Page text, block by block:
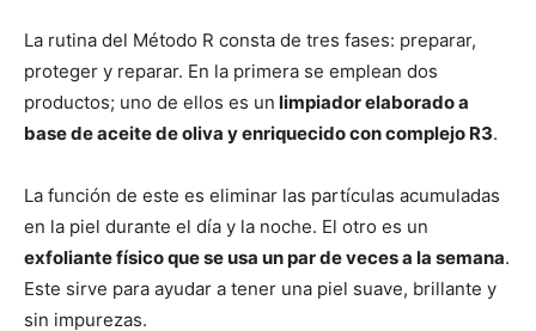
La rutina del Método R consta de tres fases: preparar,
proteger y reparar. En la primera se emplean dos
productos; uno de ellos es un limpiador elaborado a
base de aceite de oliva y enriquecido con complejo R3.
La función de este es eliminar las partículas acumuladas
en la piel durante el día y la noche. El otro es un
exfoliante físico que se usa un par de veces a la semana.
Este sirve para ayudar a tener una piel suave, brillante y
sin impurezas.